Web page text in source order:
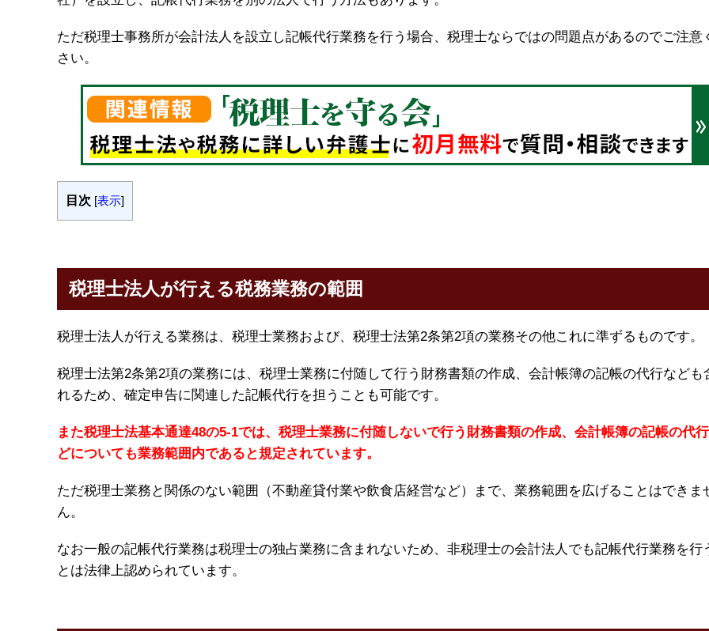
ただ税理士事務所が会計法人を設立し記帳代行業務を行う場合、税理士ならではの問題点があるのでご注意
さい。
目次 [表示]
税理士法人が行える税務業務の範囲
税理士法人が行える業務は、税理士業務および、税理士法第2条第2項の業務その他これに準ずるものです。
税理士法第2条第2項の業務には、税理士業務に付随して行う財務書類の作成、会計帳簿の記帳の代行なども
れるため、確定申告に関連した記帳代行を担うことも可能です。
また税理士法基本通達48の5-1では、税理士業務に付随しないで行う財務書類の作成、会計帳簿の記帳の代
どについても業務範囲内であると規定されています。
ただ税理士業務と関係のない範囲（不動産貸付業や飲食店経営など）まで、業務範囲を広げることはできま
ん。
なお一般の記帳代行業務は税理士の独占業務に含まれないため、非税理士の会計法人でも記帳代行業務を行
とは法律上認められています。